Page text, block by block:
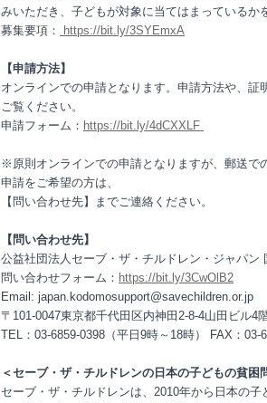
みいただき、子どもが対象に当てはまっているか
募集要項：
https://bit.ly/3SYEmxA
【申請方法】
オンラインでの申請となります。申請方法や、証
ご覧ください。
申請フォーム： https://bit.ly/4dCXXLF
※原則オンラインでの申請となりますが、郵送で
申請をご希望の方は、
【問い合わせ先】までご連絡ください。
【問い合わせ先】
公益社団法人セーブ・ザ・チルドレン・ジャパン
問い合わせフォーム： https://bit.ly/3CwOlB2
Email: japan.kodomosupport@savechildren.or.jp
〒101-0047東京都千代田区内神田2-8-4山田ビル4
TEL：03-6859-0398（平日9時～18時） FAX：03-
＜セーブ・ザ・チルドレンの日本の子どもの貧困
セーブ・ザ・チルドレンは、2010年から日本の